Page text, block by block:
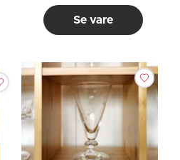
Se vare